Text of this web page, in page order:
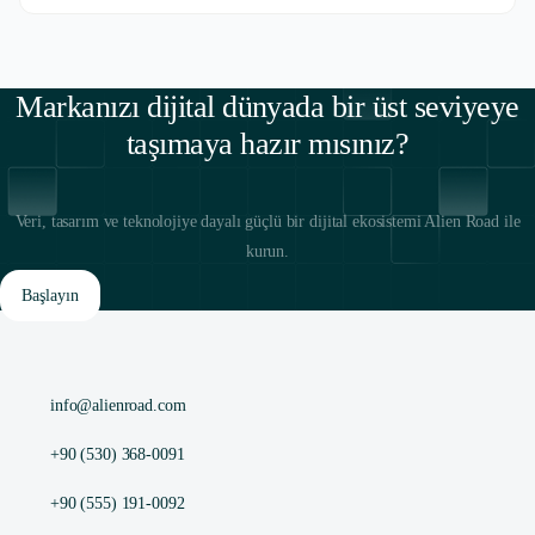
Markanızı dijital dünyada bir üst seviyeye
taşımaya hazır mısınız?
Veri, tasarım ve teknolojiye dayalı güçlü bir dijital ekosistemi Alien Road ile
kurun.
Başlayın
info@alienroad.com
+90 (530) 368-0091
+90 (555) 191-0092